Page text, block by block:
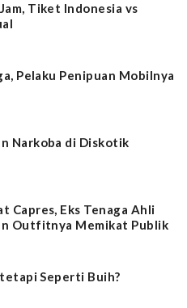
Tiket Indonesia vs
Pelaku Penipuan Mobilnya
Narkoba di Diskotik
Capres, Eks Tenaga Ahli
Outfitnya Memikat Publik
tetapi Seperti Buih?